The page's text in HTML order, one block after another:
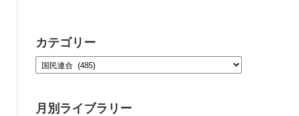
カテゴリー
月別ライブラリー